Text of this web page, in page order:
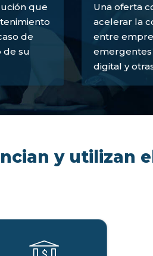
que
de
de su
Una oferta
acelerar la
entre
digital y
y utilizan